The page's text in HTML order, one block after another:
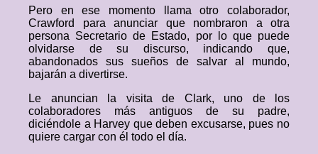
Pero en ese momento llama otro colaborador,
Crawford para anunciar que nombraron a otra
persona Secretario de Estado, por lo que puede
olvidarse de su discurso, indicando que,
abandonados sus sueños de salvar al mundo,
bajarán a divertirse.
Le anuncian la visita de Clark, uno de los
colaboradores más antiguos de su padre,
diciéndole a Harvey que deben excusarse, pues no
quiere cargar con él todo el día.